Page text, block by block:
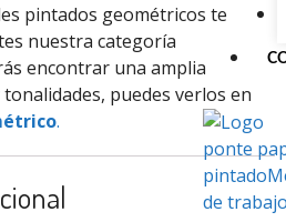
pintados geométricos te
nuestra categoría
encontrar una amplia
puedes verlos en
.